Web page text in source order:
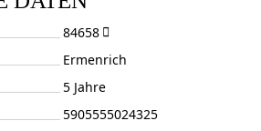
84658
Ermenrich
5 Jahre
5905555024325